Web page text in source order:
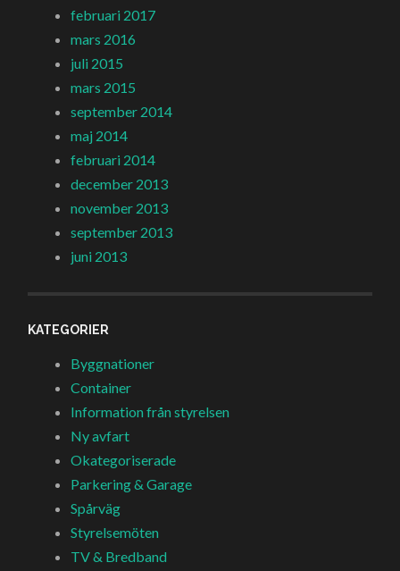
februari 2017
mars 2016
juli 2015
mars 2015
september 2014
maj 2014
februari 2014
december 2013
november 2013
september 2013
juni 2013
KATEGORIER
Byggnationer
Container
Information från styrelsen
Ny avfart
Okategoriserade
Parkering & Garage
Spårväg
Styrelsemöten
TV & Bredband